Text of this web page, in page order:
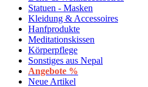
Statuen - Masken
Kleidung & Accessoires
Hanfprodukte
Meditationskissen
Körperpflege
Sonstiges aus Nepal
Angebote %
Neue Artikel